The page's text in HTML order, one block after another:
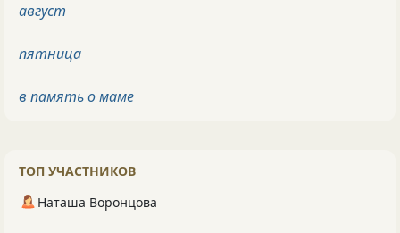
август
пятница
в память о маме
ТОП УЧАСТНИКОВ
Наташа Воронцова